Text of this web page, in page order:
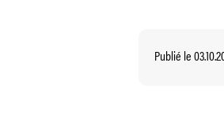
Publié le